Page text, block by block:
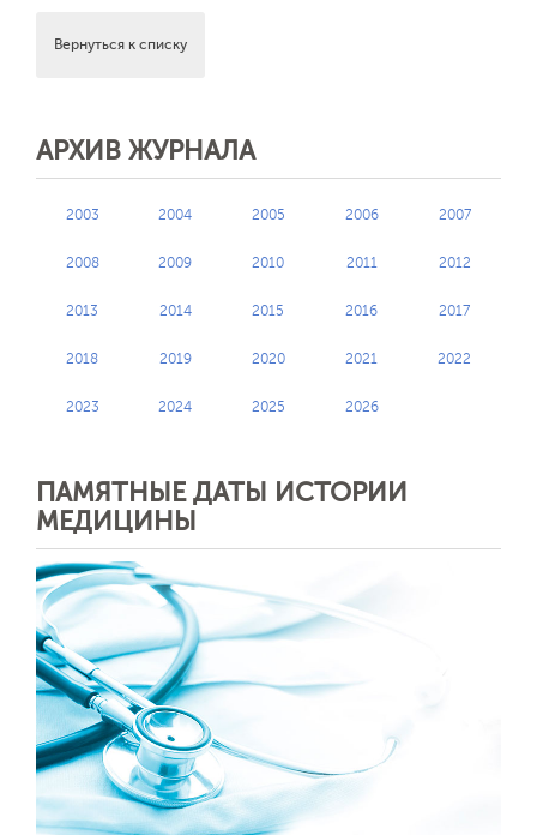
Вернуться к списку
АРХИВ ЖУРНАЛА
2003 2004 2005 2006 2007
2008 2009 2010 2011 2012
2013 2014 2015 2016 2017
2018 2019 2020 2021 2022
2023 2024 2025 2026
ПАМЯТНЫЕ ДАТЫ ИСТОРИИ
МЕДИЦИНЫ